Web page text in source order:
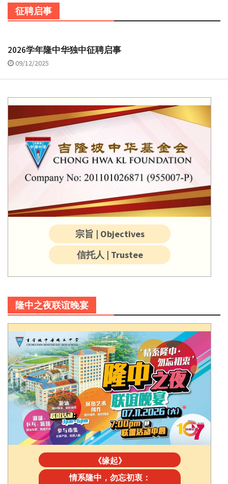
征聘启事
2026学年隆中华独中征聘启事
09/12/2025
宗旨 | Objectives
信托人 | Trustee
隆中之夜联谊晚宴
《缘起》
情系隆中，勿忘初衷：